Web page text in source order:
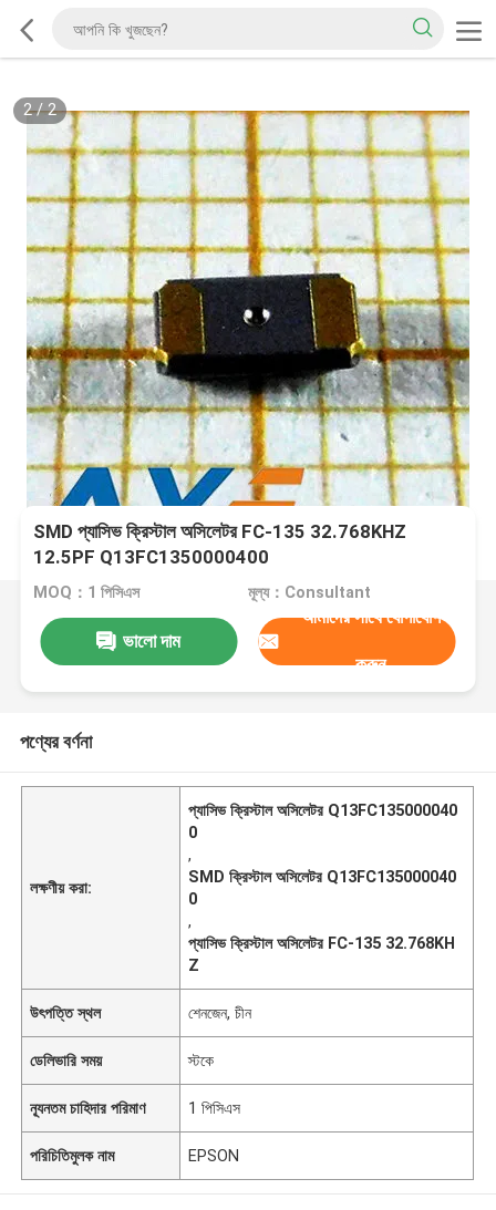
2/2
SMD প্যাসিভ ক্রিস্টাল অসিলেটর FC-135 32.768KHZ
12.5PF Q13FC1350000400
MOQ：1 পিসিএস মূল্য：Consultant
ভালো দাম
আমাদের সাথে যোগাযোগ
করুন
পণ্যের বর্ণনা
লক্ষণীয় করা:
প্যাসিভ ক্রিস্টাল অসিলেটর Q13FC135000040
0
,
SMD ক্রিস্টাল অসিলেটর Q13FC135000040
0
,
প্যাসিভ ক্রিস্টাল অসিলেটর FC-135 32.768KH
Z
উৎপত্তি স্থল শেনজেন, চীন
ডেলিভারি সময় স্টকে
ন্যূনতম চাহিদার পরিমাণ 1 পিসিএস
পরিচিতিমুলক নাম EPSON